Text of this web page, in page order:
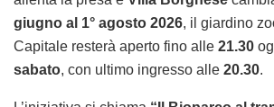
giugno al 1° agosto 2026, il giardino
Capitale resterà aperto fino alle 21.30
sabato, con ultimo ingresso alle 20.30.